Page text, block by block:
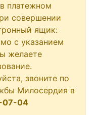
платежном
совершении
ящик:
с указанием
желаете
звоните по
Милосердия в
07-04